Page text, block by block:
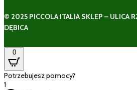
© 2025 PICCOLA ITALIA SKLEP – ULICA
DĘBICA
0
Potrzebujesz pomocy?
1